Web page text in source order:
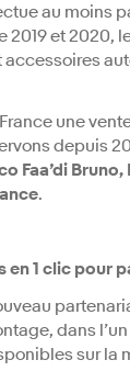
au moins
2019 et 2020,
une
depuis
Faa’di
.
en 1 clic pour
dans
sur la